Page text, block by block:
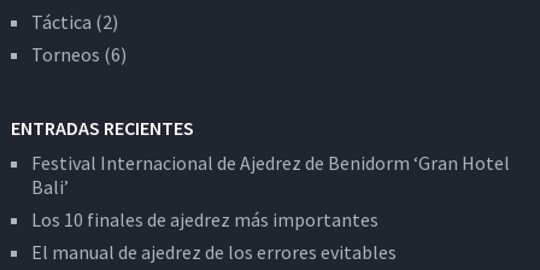
Táctica (2)
Torneos (6)
ENTRADAS RECIENTES
Festival Internacional de Ajedrez de Benidorm ‘Gran Hotel
Bali’
Los 10 finales de ajedrez más importantes
El manual de ajedrez de los errores evitables